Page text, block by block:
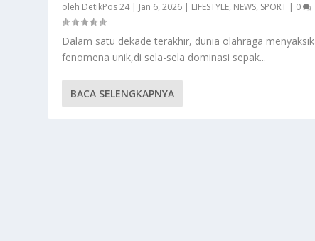
oleh DetikPos 24| Jan 6, 2026 | LIFESTYLE, NEWS, SPORT | 0
Dalam satu dekade terakhir, dunia olahraga
fenomena unik,di sela-sela dominasi sepak...
BACA SELENGKAPNYA